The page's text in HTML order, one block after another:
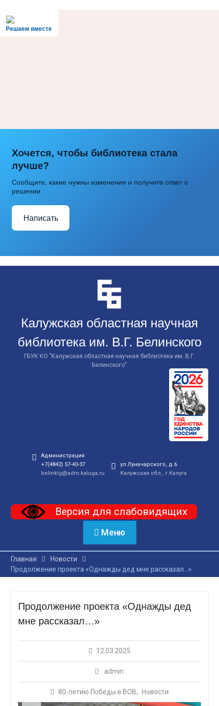
Решаем вместе
Хочется, чтобы библиотека стала
лучше?
Сообщите, какие нужны изменения и получите ответ о
решении
Написать
Калужская областная научная
библиотека им. В.Г. Белинского
ГБУК КО "Калужская областная научная библиотека им. В.Г.
Белинского"
Администрация
+7(4842) 57-40-37
belinklg@adm.kaluga.ru
ул.Луначарского, д.6
Калужская обл., г.Калуга
Версия для слабовидящих
Меню
Главная
Новости
Продолжение проекта «Однажды дед мне рассказал…»
Продолжение проекта «Однажды дед
мне рассказал…»
12.03.2025
admin
80-летию Победы в ВОВ, Новости